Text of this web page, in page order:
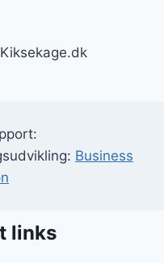
Business
links